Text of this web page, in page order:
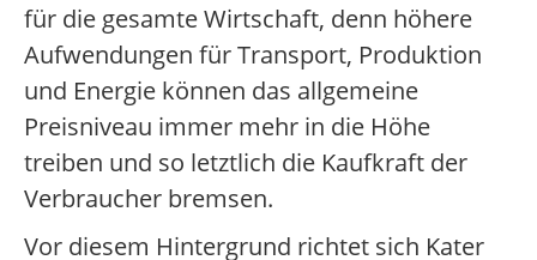
für die gesamte Wirtschaft, denn höhere
Aufwendungen für Transport, Produktion
und Energie können das allgemeine
Preisniveau immer mehr in die Höhe
treiben und so letztlich die Kaufkraft der
Verbraucher bremsen.
Vor diesem Hintergrund richtet sich Kater